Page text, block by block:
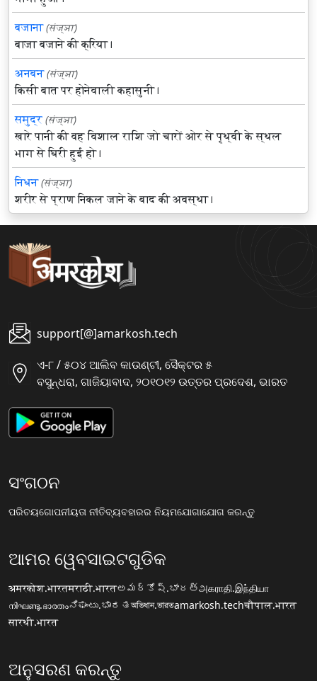
बजाना (संज्ञा)
बाजा बजाने की क्रिया।
अनबन (संज्ञा)
किसी बात पर होनेवाली कहासुनी।
समुद्र (संज्ञा)
खारे पानी की वह विशाल राशि जो चारों ओर से पृथ्वी के स्थल
भाग से घिरी हुई हो।
निधन (संज्ञा)
शरीर से प्राण निकल जाने के बाद की अवस्था।
support[@]amarkosh.tech
ଏ-୮ / ୫୦୪ ଆଲିବ କାଉଣ୍ଟୀ, ସୈକ୍ଟର ୫
ବସୁନ୍ଧରା, ଗାଜିୟାବାଦ, ୨୦୧୦୧୨ ଉତ୍ତର ପ୍ରଦେଶ, ଭାରତ
ସଂଗଠନ
ପରିଚୟଗୋପନୀୟତା ନୀତିବ୍ୟବହାରର ନିୟମଯୋଗାଯୋଗ କରନ୍ତୁ
ଆମର ୱେବସାଇଟଗୁଡିକ
अमरकोश.भारतमराठी.भारतఅమర్కోష్.భారత్அகராதி.இந்தியா
നിഘണ്ടു.ഭാരതംನಿಘಂಟು.ಭಾರತঅভিধান.ভারতamarkosh.techचौपाल.भारत
सारथी.भारत
ଅନୁସରଣ କରନ୍ତୁ